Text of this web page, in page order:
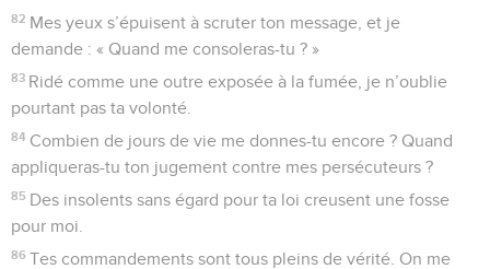
82 Mes yeux s’épuisent à scruter ton message, et je
demande : « Quand me consoleras-tu ? »
83 Ridé comme une outre exposée à la fumée, je n’oublie
pourtant pas ta volonté.
84 Combien de jours de vie me donnes-tu encore ? Quand
appliqueras-tu ton jugement contre mes persécuteurs ?
85 Des insolents sans égard pour ta loi creusent une fosse
pour moi.
86 Tes commandements sont tous pleins de vérité. On me